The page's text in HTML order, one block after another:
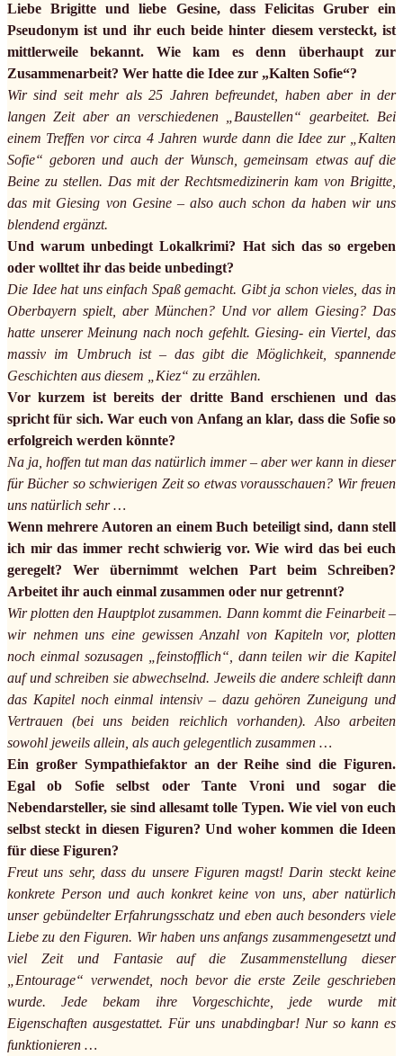
Liebe Brigitte und liebe Gesine, dass Felicitas Gruber ein
Pseudonym ist und ihr euch beide hinter diesem versteckt, ist
mittlerweile bekannt. Wie kam es denn überhaupt zur
Zusammenarbeit? Wer hatte die Idee zur „Kalten Sofie“?
Wir sind seit mehr als 25 Jahren befreundet, haben aber in der
langen Zeit aber an verschiedenen „Baustellen“ gearbeitet. Bei
einem Treffen vor circa 4 Jahren wurde dann die Idee zur „Kalten
Sofie“ geboren und auch der Wunsch, gemeinsam etwas auf die
Beine zu stellen. Das mit der Rechtsmedizinerin kam von Brigitte,
das mit Giesing von Gesine – also auch schon da haben wir uns
blendend ergänzt.
Und warum unbedingt Lokalkrimi? Hat sich das so ergeben
oder wolltet ihr das beide unbedingt?
Die Idee hat uns einfach Spaß gemacht. Gibt ja schon vieles, das in
Oberbayern spielt, aber München? Und vor allem Giesing? Das
hatte unserer Meinung nach noch gefehlt. Giesing- ein Viertel, das
massiv im Umbruch ist – das gibt die Möglichkeit, spannende
Geschichten aus diesem „Kiez“ zu erzählen.
Vor kurzem ist bereits der dritte Band erschienen und das
spricht für sich. War euch von Anfang an klar, dass die Sofie so
erfolgreich werden könnte?
Na ja, hoffen tut man das natürlich immer – aber wer kann in dieser
für Bücher so schwierigen Zeit so etwas vorausschauen? Wir freuen
uns natürlich sehr …
Wenn mehrere Autoren an einem Buch beteiligt sind, dann stell
ich mir das immer recht schwierig vor. Wie wird das bei euch
geregelt? Wer übernimmt welchen Part beim Schreiben?
Arbeitet ihr auch einmal zusammen oder nur getrennt?
Wir plotten den Hauptplot zusammen. Dann kommt die Feinarbeit –
wir nehmen uns eine gewissen Anzahl von Kapiteln vor, plotten
noch einmal sozusagen „feinstofflich“, dann teilen wir die Kapitel
auf und schreiben sie abwechselnd. Jeweils die andere schleift dann
das Kapitel noch einmal intensiv – dazu gehören Zuneigung und
Vertrauen (bei uns beiden reichlich vorhanden). Also arbeiten
sowohl jeweils allein, als auch gelegentlich zusammen …
Ein großer Sympathiefaktor an der Reihe sind die Figuren.
Egal ob Sofie selbst oder Tante Vroni und sogar die
Nebendarsteller, sie sind allesamt tolle Typen. Wie viel von euch
selbst steckt in diesen Figuren? Und woher kommen die Ideen
für diese Figuren?
Freut uns sehr, dass du unsere Figuren magst! Darin steckt keine
konkrete Person und auch konkret keine von uns, aber natürlich
unser gebündelter Erfahrungsschatz und eben auch besonders viele
Liebe zu den Figuren. Wir haben uns anfangs zusammengesetzt und
viel Zeit und Fantasie auf die Zusammenstellung dieser
„Entourage“ verwendet, noch bevor die erste Zeile geschrieben
wurde. Jede bekam ihre Vorgeschichte, jede wurde mit
Eigenschaften ausgestattet. Für uns unabdingbar! Nur so kann es
funktionieren …